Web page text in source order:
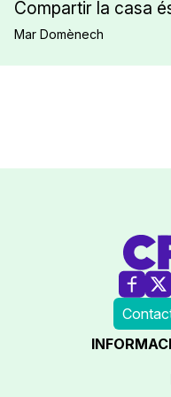
Compartir la casa
Mar Domènech